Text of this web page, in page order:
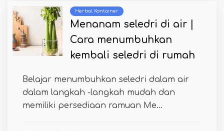
Herbal Kontainer
Menanam seledri di air |
Cara menumbuhkan
kembali seledri di rumah
Belajar menumbuhkan seledri dalam air
dalam langkah -langkah mudah dan
memiliki persediaan ramuan Me...